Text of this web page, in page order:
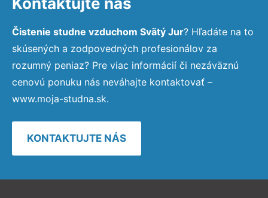
Čistenie studne vzduchom Svätý Jur? Hľadáte na to
skúsených a zodpovedných profesionálov za
rozumný peniaz? Pre viac informácií či nezáväznú
cenovú ponuku nás neváhajte kontaktovať –
www.moja-studna.sk.
KONTAKTUJTE NÁS